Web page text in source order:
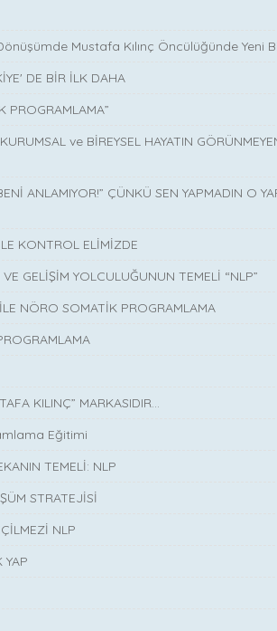
Mustafa Kılınç Öncülüğünde Yeni
DE BİR İLK DAHA
PROGRAMLAMA”
ve BİREYSEL HAYATIN
ANLAMIYOR!” ÇÜNKÜ SEN YAPMADIN O
KONTROL ELİMİZDE
GELİŞİM YOLCULUĞUNUN TEMELİ “NLP”
NÖRO SOMATİK PROGRAMLAMA
KILINÇ” MARKASIDIR…
Eğitimi
TEMELİ: NLP
STRATEJİSİ
NLP
YAP